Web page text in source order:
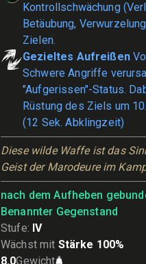
Kontrollschwächung
Betäubung,
Zielen.
Gezieltes Aufreißen
Schwere Angriffe
"Aufgerissen"-Status.
Rüstung des Ziels um
(12 Sek. Abklingzeit)
Diese wilde Waffe ist das
Geist der Marodeure im
nach dem Aufheben
Benannter Gegenstand
Stufe: IV
Wächst mit Stärke 100%
8.0Gewicht